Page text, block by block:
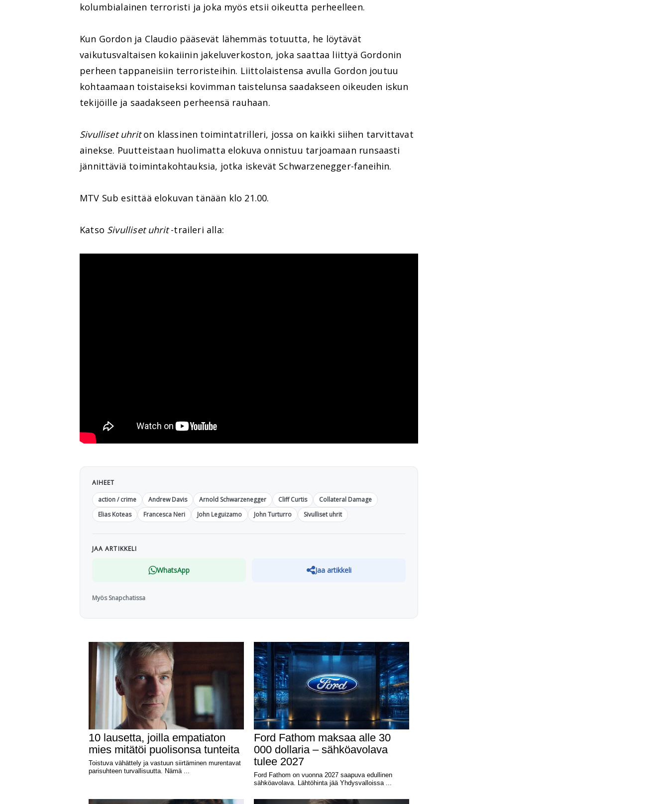
kolumbialainen terroristi ja joka myös etsii oikeutta perheelleen.
Kun Gordon ja Claudio pääsevät lähemmäs totuutta, he löytävät
vaikutusvaltaisen kokaiinin jakeluverkoston, joka saattaa liittyä Gordonin
perheen tappaneisiin terroristeihin. Liittolaistensa avulla Gordon joutuu
kohtaamaan toistaiseksi kovimman taistelunsa saadakseen oikeuden iskun
tekijöille ja saadakseen perheensä rauhaan.
Sivulliset uhriton klassinen toimintatrilleri, jossa on kaikki siihen tarvittavat
ainekse. Puutteistaan huolimatta elokuva onnistuu tarjoamaan runsaasti
jännittäviä toimintakohtauksia, jotka iskevät Schwarzenegger-faneihin.
MTV Sub esittää elokuvan tänään klo 21.00.
Katso Sivulliset uhrit-traileri alla:
AIHEET
action / crime
Andrew Davis Arnold Schwarzenegger Cliff Curtis
Collateral Damage
Elias Koteas
Francesca Neri John Leguizamo John Turturro Sivulliset uhrit
JAA ARTIKKELI
WhatsApp Jaa artikkeli
Myös Snapchatissa